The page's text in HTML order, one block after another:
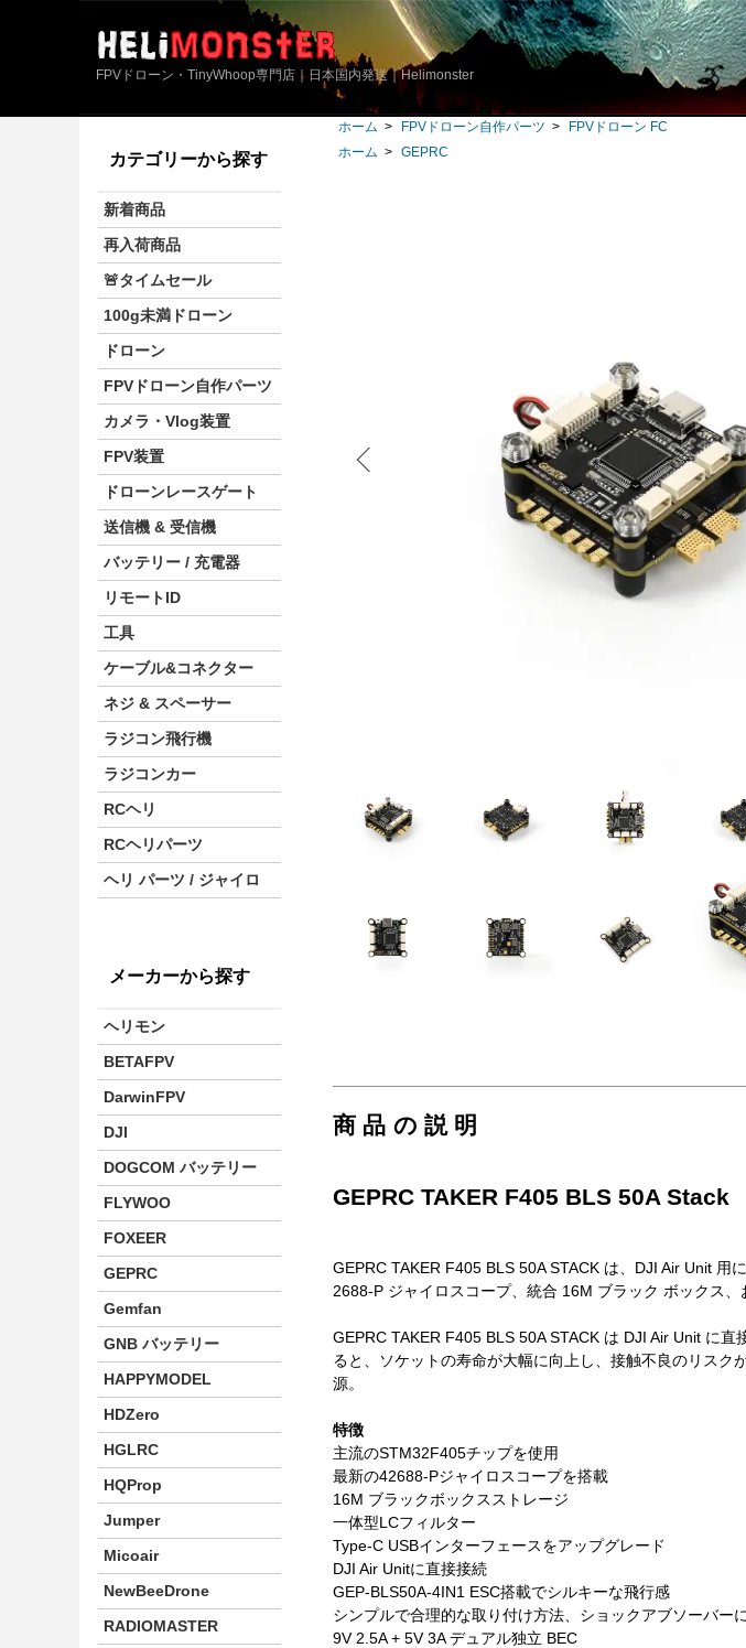
FPVドローン・TinyWhoop専門店｜日本国内発送｜Helimonster
ホーム > FPVドローン自作パーツ >
FPVドローン FC
ホーム > GEPRC
商品の説明
GEPRC TAKER F405 BLS 50A Stack
GEPRC TAKER F405 BLS 50A STACK は、DJI Air Unit
2688-P ジャイロスコープ、統合 16M ブラック ボックス
GEPRC TAKER F405 BLS 50A STACK は DJI Air Unit に
ると、ソケットの寿命が大幅に向上し、接触不良のリスク
源。
特徴
主流のSTM32F405チップを使用
最新の42688-Pジャイロスコープを搭載
16M ブラックボックスストレージ
一体型LCフィルター
Type-C USBインターフェースをアップグレード
DJI Air Unitに直接接続
GEP-BLS50A-4IN1 ESC搭載でシルキーな飛行感
シンプルで合理的な取り付け方法、ショックアブソーバー
9V 2.5A + 5V 3A デュアル独立 BEC
カテゴリーから探す
新着商品
再入荷商品
🚨タイムセール
100g未満ドローン
ドローン
FPVドローン自作パーツ
カメラ・Vlog装置
FPV装置
ドローンレースゲート
送信機 & 受信機
バッテリー / 充電器
リモートID
工具
ケーブル&コネクター
ネジ & スペーサー
ラジコン飛行機
ラジコンカー
RCヘリ
RCヘリパーツ
ヘリ パーツ / ジャイロ
メーカーから探す
ヘリモン
BETAFPV
DarwinFPV
DJI
DOGCOM バッテリー
FLYWOO
FOXEER
GEPRC
Gemfan
GNB バッテリー
HAPPYMODEL
HDZero
HGLRC
HQProp
Jumper
Micoair
NewBeeDrone
RADIOMASTER